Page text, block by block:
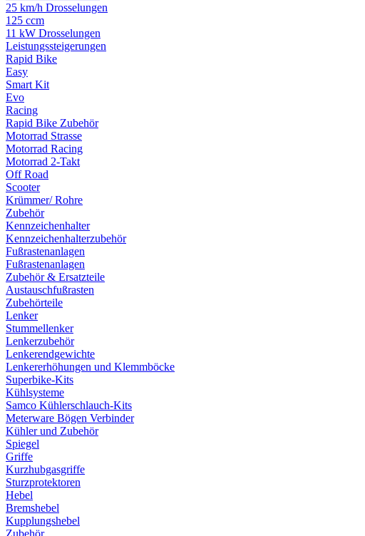
25 km/h Drosselungen
125 ccm
11 kW Drosselungen
Leistungssteigerungen
Rapid Bike
Easy
Smart Kit
Evo
Racing
Rapid Bike Zubehör
Motorrad Strasse
Motorrad Racing
Motorrad 2-Takt
Off Road
Scooter
Krümmer/ Rohre
Zubehör
Kennzeichenhalter
Kennzeichenhalterzubehör
Fußrastenanlagen
Fußrastenanlagen
Zubehör & Ersatzteile
Austauschfußrasten
Zubehörteile
Lenker
Stummellenker
Lenkerzubehör
Lenkerendgewichte
Lenkererhöhungen und Klemmböcke
Superbike-Kits
Kühlsysteme
Samco Kühlerschlauch-Kits
Meterware Bögen Verbinder
Kühler und Zubehör
Spiegel
Griffe
Kurzhubgasgriffe
Sturzprotektoren
Hebel
Bremshebel
Kupplungshebel
Zubehör